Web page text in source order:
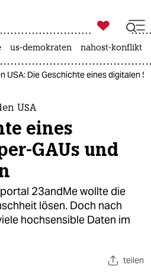
zahl ich
ich

taz zahl ich
us-demokraten nahost-konflikt
USA: Die Geschichte eines digitalen
USA
eines
GAUs und
23andMe wollte die
lösen. Doch nach
hochsensible Daten im
teilen